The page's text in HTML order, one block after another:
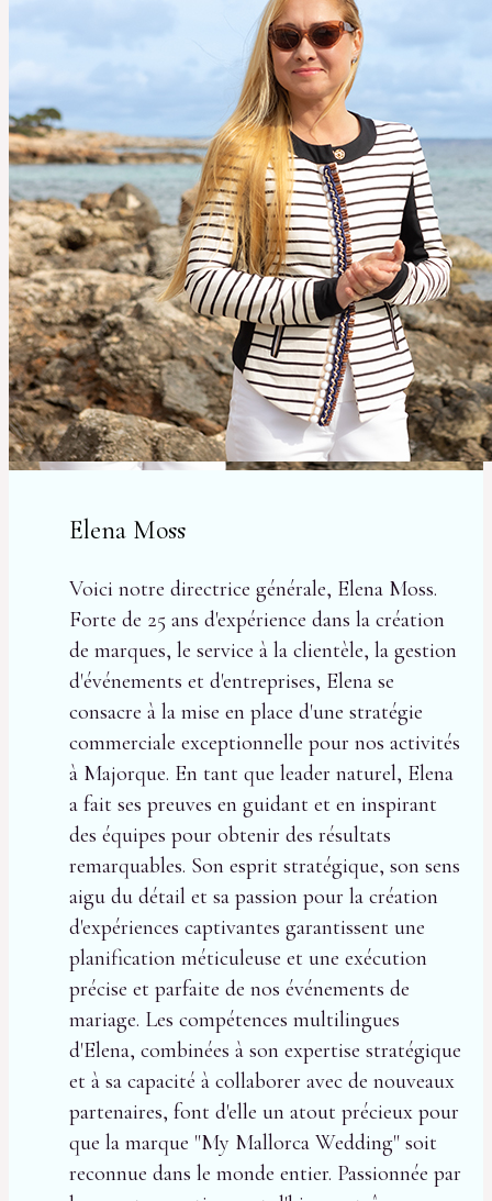
Elena Moss
Voici notre directrice générale, Elena Moss.
Forte de 25 ans d'expérience dans la création
de marques, le service à la clientèle, la gestion
d'événements et d'entreprises, Elena se
consacre à la mise en place d'une stratégie
commerciale exceptionnelle pour nos activités
à Majorque. En tant que leader naturel, Elena
a fait ses preuves en guidant et en inspirant
des équipes pour obtenir des résultats
remarquables. Son esprit stratégique, son sens
aigu du détail et sa passion pour la création
d'expériences captivantes garantissent une
planification méticuleuse et une exécution
précise et parfaite de nos événements de
mariage. Les compétences multilingues
d'Elena, combinées à son expertise stratégique
et à sa capacité à collaborer avec de nouveaux
partenaires, font d'elle un atout précieux pour
que la marque "My Mallorca Wedding" soit
reconnue dans le monde entier. Passionnée par